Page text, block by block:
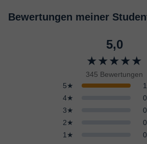
Bewertungen meiner
5,0
★★★★★
345 Bewertungen
5★
4★
3★
2★
1★